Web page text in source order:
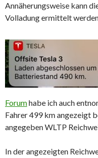
Annäherungsweise kann
Volladung ermittelt
Forumhabe ich auch
Fahrer 499 km angezeigt
angegeben WLTP
In der angezeigten